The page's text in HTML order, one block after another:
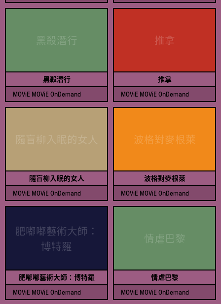
查看節目表 查看節目表
黑殺潛行
黑殺潛行
MOViE MOViE OnDemand
查看節目表
推拿
推拿
MOViE MOViE OnDemand
查看節目表
隨盲柳入眠的女人
隨盲柳入眠的女人
MOViE MOViE OnDemand
查看節目表
波格對麥根萊
波格對麥根萊
MOViE MOViE OnDemand
查看節目表
肥嘟嘟藝術大師：
博特羅
肥嘟嘟藝術大師：博特羅
MOViE MOViE OnDemand
情虐巴黎
情虐巴黎
MOViE MOViE OnDemand